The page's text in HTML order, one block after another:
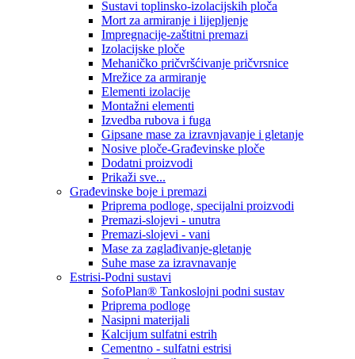
Sustavi toplinsko-izolacijskih ploča
Mort za armiranje i lijepljenje
Impregnacije-zaštitni premazi
Izolacijske ploče
Mehaničko pričvršćivanje pričvrsnice
Mrežice za armiranje
Elementi izolacije
Montažni elementi
Izvedba rubova i fuga
Gipsane mase za izravnjavanje i gletanje
Nosive ploče-Građevinske ploče
Dodatni proizvodi
Prikaži sve...
Građevinske boje i premazi
Priprema podloge, specijalni proizvodi
Premazi-slojevi - unutra
Premazi-slojevi - vani
Mase za zaglađivanje-gletanje
Suhe mase za izravnavanje
Estrisi-Podni sustavi
SofoPlan® Tankoslojni podni sustav
Priprema podloge
Nasipni materijali
Kalcijum sulfatni estrih
Cementno - sulfatni estrisi